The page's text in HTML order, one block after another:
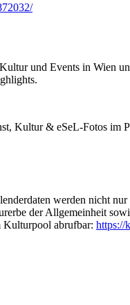
und Events in Wien
Kultur & eSeL-Fotos im
werden nicht
der Allgemeinheit
Kulturpool abrufbar: https://